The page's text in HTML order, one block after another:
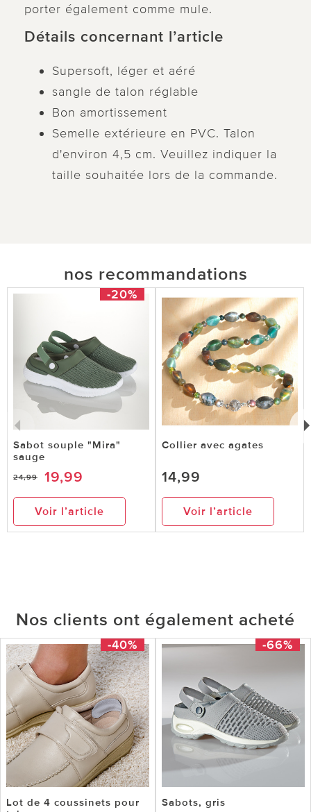
porter également comme mule.
Détails concernant l’article
Supersoft, léger et aéré
sangle de talon réglable
Bon amortissement
Semelle extérieure en PVC. Talon
d'environ 4,5 cm. Veuillez indiquer la
taille souhaitée lors de la commande.
nos recommandations
-20%
Sabot souple "Mira"
sauge
24,99 19,99
Voir l’article
Collier avec agates
14,99
Voir l’article
Nos clients ont également acheté
-40%
Lot de 4 coussinets pour
-66%
Sabots, gris